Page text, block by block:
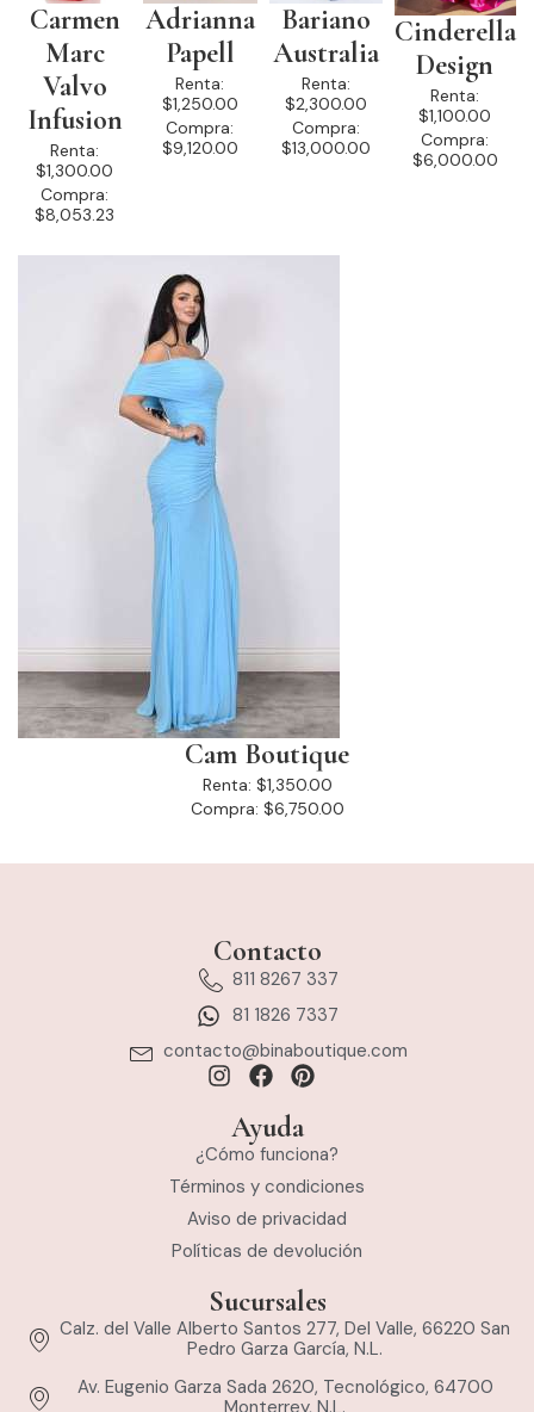
Carmen
Marc
Valvo
Infusion
Renta:
$1,300.00
Compra:
$8,053.23
Adrianna
Papell
Renta:
$1,250.00
Compra:
$9,120.00
Bariano
Australia
Renta:
$2,300.00
Compra:
$13,000.00
Cinderella
Design
Renta:
$1,100.00
Compra:
$6,000.00
Cam Boutique
Renta: $1,350.00
Compra: $6,750.00
Contacto
811 8267 337
81 1826 7337
contacto@binaboutique.com
Ayuda
¿Cómo funciona?
Términos y condiciones
Aviso de privacidad
Políticas de devolución
Sucursales
Calz. del Valle Alberto Santos 277, Del Valle, 66220 San
Pedro Garza García, N.L.
Av. Eugenio Garza Sada 2620, Tecnológico, 64700
Monterrey, N.L.